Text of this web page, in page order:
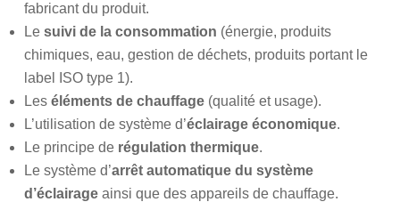
fabricant du produit.
Lesuivi de la consommation (énergie, produits
chimiques, eau, gestion de déchets, produits portant le
label ISO type 1).
Leséléments de chauffage (qualité et usage).
L’utilisation de système d’éclairage économique.
Le principe de régulation thermique.
Le système d’arrêt automatique du système
d’éclairage ainsi que des appareils de chauffage.